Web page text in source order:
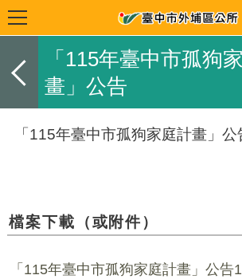
「115年臺中市孤狗
畫」公告
「115年臺中市孤狗家庭計畫」公
檔案下載（或附件）
「115年臺中市孤狗家庭計畫」公告